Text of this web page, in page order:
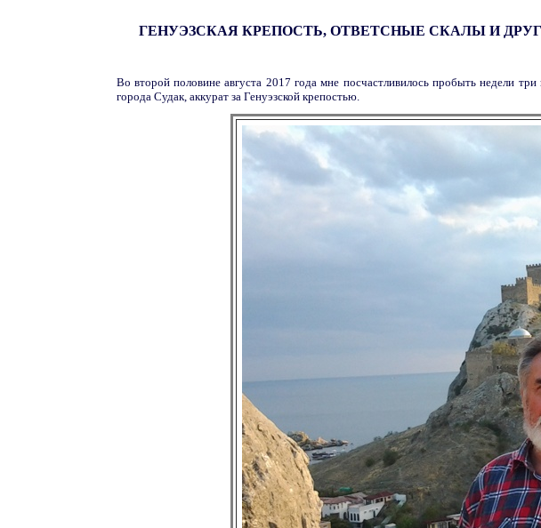
ГЕНУЭЗСКАЯ КРЕПОСТЬ, ОТВЕТСНЫЕ СКАЛЫ И
Во второй половине августа 2017 года мне посчастливилось пробыть недели
города Судак, аккурат за Генуэзской крепостью.